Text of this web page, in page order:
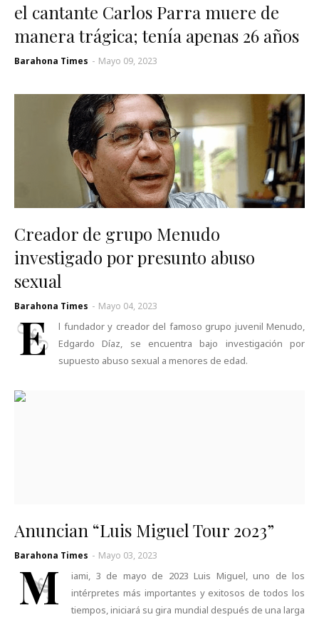
el cantante Carlos Parra muere de
manera trágica; tenía apenas 26 años
Barahona Times - Mayo 09, 2023
Creador de grupo Menudo
investigado por presunto abuso
sexual
Barahona Times - Mayo 04, 2023
E
l fundador y creador del famoso grupo juvenil Menudo,
Edgardo Díaz, se encuentra bajo investigación por
supuesto abuso sexual a menores de edad.
Anuncian “Luis Miguel Tour 2023”
Barahona Times - Mayo 03, 2023
M
iami, 3 de mayo de 2023 Luis Miguel, uno de los
intérpretes más importantes y exitosos de todos los
tiempos, iniciará su gira mundial después de una larga